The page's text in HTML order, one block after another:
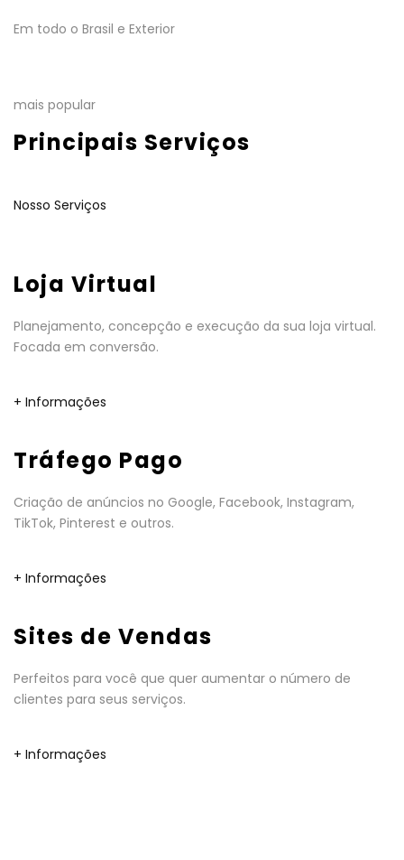
Em todo o Brasil e Exterior
mais popular
Principais Serviços
Nosso Serviços
Loja Virtual
Planejamento, concepção e execução da sua loja virtual.
Focada em conversão.
+ Informações
Tráfego Pago
Criação de anúncios no Google, Facebook, Instagram,
TikTok, Pinterest e outros.
+ Informações
Sites de Vendas
Perfeitos para você que quer aumentar o número de
clientes para seus serviços.
+ Informações